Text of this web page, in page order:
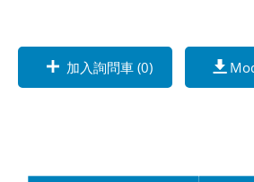
加入詢問車 (0)